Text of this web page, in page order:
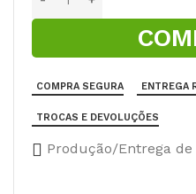
COMPRA SEGURA ENTREGA
TROCAS E DEVOLUÇÕES
Produção/Entrega de